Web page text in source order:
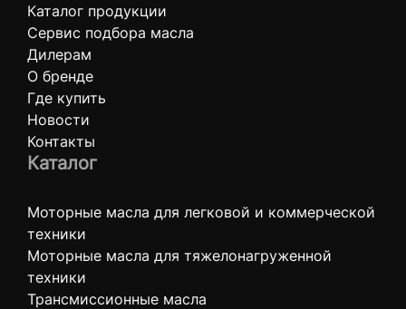
Каталог продукции
Сервис подбора масла
Дилерам
О бренде
Где купить
Новости
Контакты
Каталог
Моторные масла для легковой и коммерческой
техники
Моторные масла для тяжелонагруженной
техники
Трансмиссионные масла